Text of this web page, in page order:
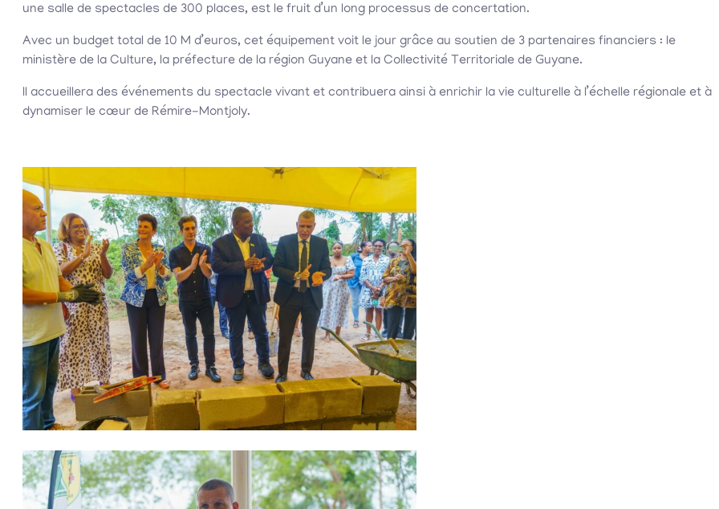
une salle de spectacles de 300 places, est le fruit d’un long processus de concertation.
Avec un budget total de 10 M d’euros, cet équipement voit le jour grâce au soutien de 3 partenaires financiers : le
ministère de la Culture, la préfecture de la région Guyane et la Collectivité Territoriale de Guyane.
Il accueillera des événements du spectacle vivant et contribuera ainsi à enrichir la vie culturelle à l’échelle régionale et à
dynamiser le cœur de Rémire-Montjoly.